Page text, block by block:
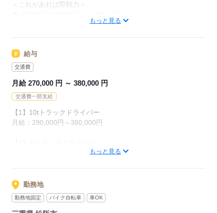
8：30 松阪市の工場で荷物の積み込み
11：00 愛知県内の物流センターで荷降ろし
▼
16：00 桑名の物流センターで積み込み
18：00 松阪の物流センターで荷降ろし
18：30 退勤
＜これがあれば即戦力＞
◆ 運転が好きで、長時間運転に自信がある方
【こんな方が活躍中】
◇ 家庭を支えるために安定した収入を求める方
チームワークを大切にする方
◇ チャレンジ精神旺盛で、成長を目指している方
応募する
もっと見る
給与
交通費
月給 270,000 円 ～ 380,000 円
交通費一部支給
【1】10tトラックドライバー
月給：290,000円～380,000円
月給：270,000円～330,000円
月給 290,000円 × 12ヶ月 ＋ 賞与
＝年収例 3,700,000円
もっと見る
勤務地
勤務地固定 バイク自転車 車OK